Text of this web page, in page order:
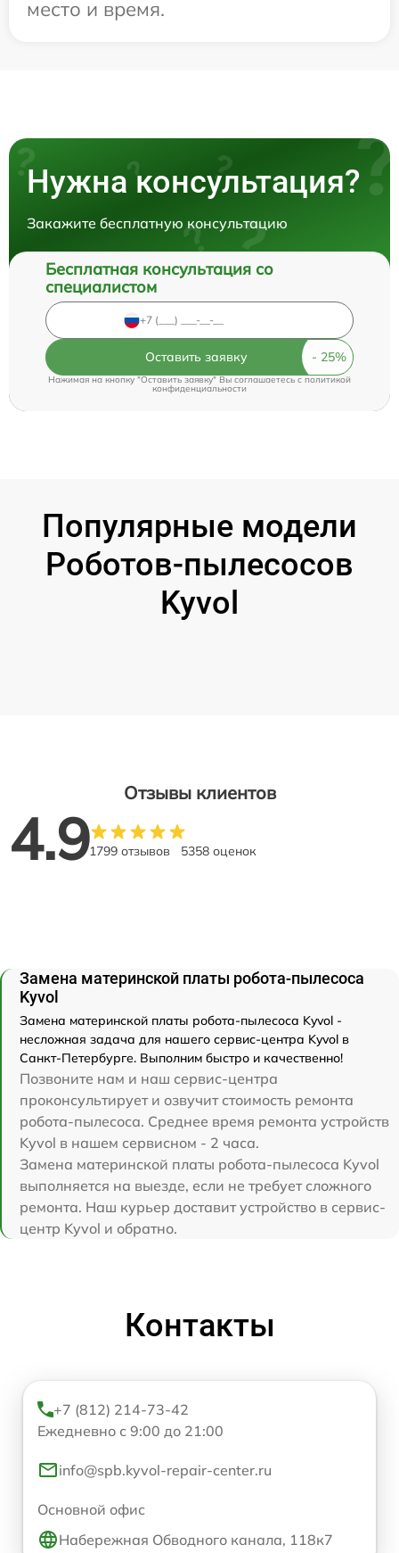
место и время.
Нужна консультация?
Закажите бесплатную консультацию
Бесплатная консультация со
специалистом
Оставить заявку
Нажимая на кнопку "Оставить заявку" Вы соглашаетесь cполитикой
конфиденциальности
Популярные модели
Роботов-пылесосов
Kyvol
Отзывы клиентов
4.91799 отзывов 5358 оценок
Замена материнской платы робота-пылесоса
Kyvol
Замена материнской платы робота-пылесоса Kyvol -
несложная задача для нашего сервис-центра Kyvol в
Санкт-Петербурге. Выполним быстро и качественно!
Позвоните нам и наш сервис-центра
проконсультирует и озвучит стоимость ремонта
робота-пылесоса. Среднее время ремонта устройств
Kyvol в нашем сервисном - 2 часа.
Замена материнской платы робота-пылесоса Kyvol
выполняется на выезде, если не требует сложного
ремонта. Наш курьер доставит устройство в сервис-
центр Kyvol и обратно.
Контакты
+7 (812) 214-73-42
Ежедневно с 9:00 до 21:00
info@spb.kyvol-repair-center.ru
Основной офис
Набережная Обводного канала, 118к7